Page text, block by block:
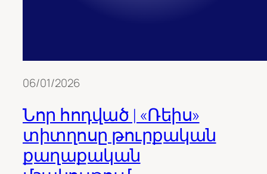
06/01/2026
Նոր հոդված | «Ռեիս»
տիտղոսը թուրքական
քաղաքական